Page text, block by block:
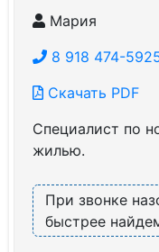
Мария
8 918 474-
Скачать PDF
Специалист по
жилью.
При звонке
быстрее